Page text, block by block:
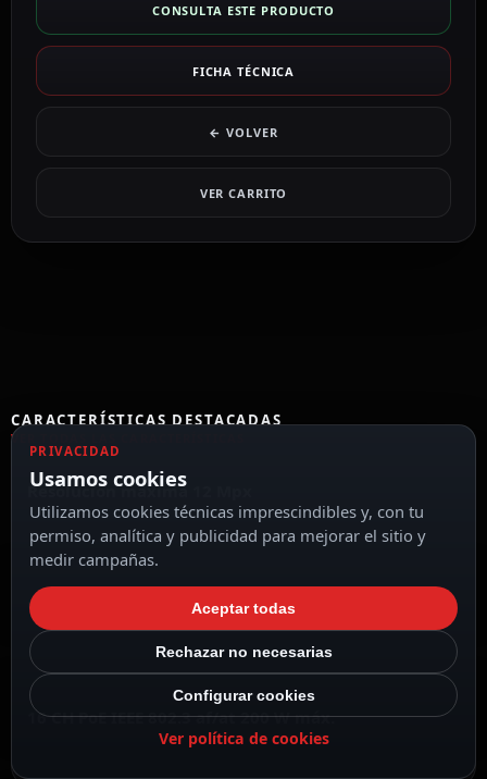
CONSULTA ESTE PRODUCTO
FICHA TÉCNICA
← VOLVER
VER CARRITO
CARACTERÍSTICAS DESTACADAS
VER TODAS LAS CARACTERÍSTICAS
Resolución máxima 12 Mpx
Compresión H.265+/H.265/H.264+/H.264
16 CH PoE IEEE 802.3 af/at 200 W máx.
PRIVACIDAD
Usamos cookies
Utilizamos cookies técnicas imprescindibles y, con tu
permiso, analítica y publicidad para mejorar el sitio y
medir campañas.
Aceptar todas
Rechazar no necesarias
Configurar cookies
Ver política de cookies